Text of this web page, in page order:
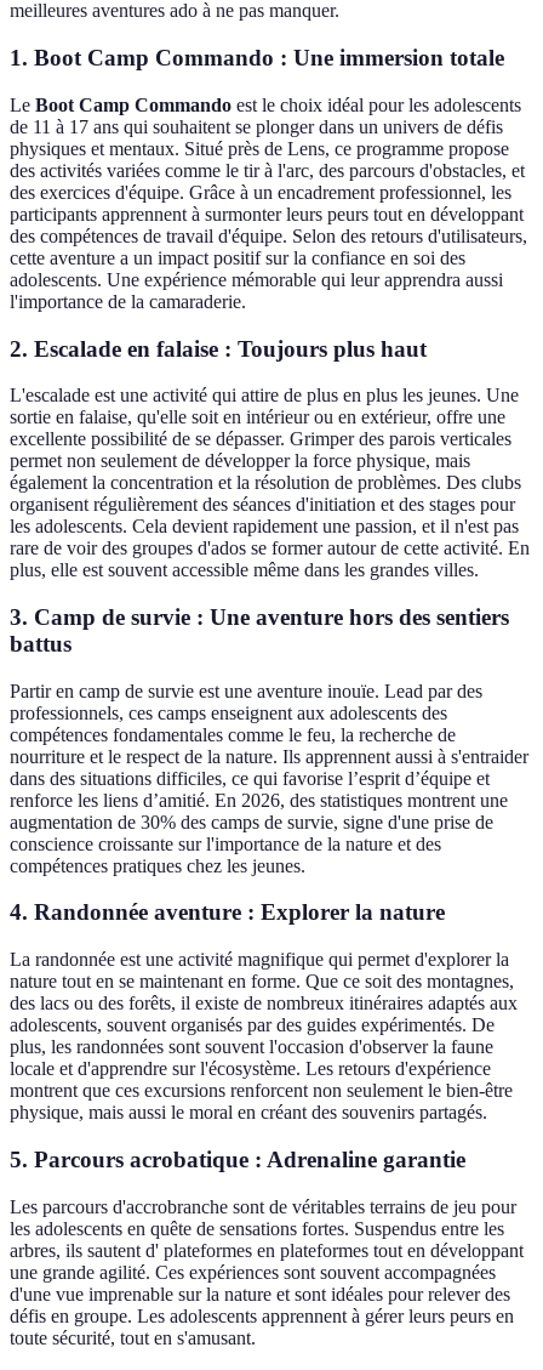
meilleures aventures ado à ne pas manquer.
1. Boot Camp Commando : Une immersion totale
Le Boot Camp Commando est le choix idéal pour les adolescents
de 11 à 17 ans qui souhaitent se plonger dans un univers de défis
physiques et mentaux. Situé près de Lens, ce programme propose
des activités variées comme le tir à l'arc, des parcours d'obstacles, et
des exercices d'équipe. Grâce à un encadrement professionnel, les
participants apprennent à surmonter leurs peurs tout en développant
des compétences de travail d'équipe. Selon des retours d'utilisateurs,
cette aventure a un impact positif sur la confiance en soi des
adolescents. Une expérience mémorable qui leur apprendra aussi
l'importance de la camaraderie.
2. Escalade en falaise : Toujours plus haut
L'escalade est une activité qui attire de plus en plus les jeunes. Une
sortie en falaise, qu'elle soit en intérieur ou en extérieur, offre une
excellente possibilité de se dépasser. Grimper des parois verticales
permet non seulement de développer la force physique, mais
également la concentration et la résolution de problèmes. Des clubs
organisent régulièrement des séances d'initiation et des stages pour
les adolescents. Cela devient rapidement une passion, et il n'est pas
rare de voir des groupes d'ados se former autour de cette activité. En
plus, elle est souvent accessible même dans les grandes villes.
3. Camp de survie : Une aventure hors des sentiers
battus
Partir en camp de survie est une aventure inouïe. Lead par des
professionnels, ces camps enseignent aux adolescents des
compétences fondamentales comme le feu, la recherche de
nourriture et le respect de la nature. Ils apprennent aussi à s'entraider
dans des situations difficiles, ce qui favorise l’esprit d’équipe et
renforce les liens d’amitié. En 2026, des statistiques montrent une
augmentation de 30% des camps de survie, signe d'une prise de
conscience croissante sur l'importance de la nature et des
compétences pratiques chez les jeunes.
4. Randonnée aventure : Explorer la nature
La randonnée est une activité magnifique qui permet d'explorer la
nature tout en se maintenant en forme. Que ce soit des montagnes,
des lacs ou des forêts, il existe de nombreux itinéraires adaptés aux
adolescents, souvent organisés par des guides expérimentés. De
plus, les randonnées sont souvent l'occasion d'observer la faune
locale et d'apprendre sur l'écosystème. Les retours d'expérience
montrent que ces excursions renforcent non seulement le bien-être
physique, mais aussi le moral en créant des souvenirs partagés.
5. Parcours acrobatique : Adrenaline garantie
Les parcours d'accrobranche sont de véritables terrains de jeu pour
les adolescents en quête de sensations fortes. Suspendus entre les
arbres, ils sautent d' plateformes en plateformes tout en développant
une grande agilité. Ces expériences sont souvent accompagnées
d'une vue imprenable sur la nature et sont idéales pour relever des
défis en groupe. Les adolescents apprennent à gérer leurs peurs en
toute sécurité, tout en s'amusant.